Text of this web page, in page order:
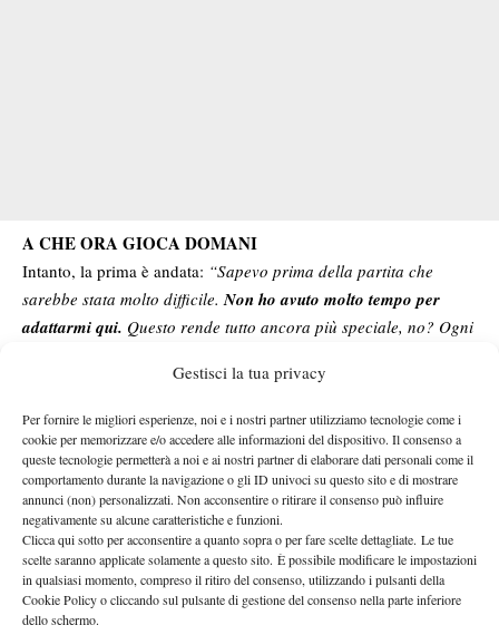
Gestisci la tua privacy
Per fornire le migliori esperienze, noi e i nostri partner utilizziamo tecnologie come i
cookie per memorizzare e/o accedere alle informazioni del dispositivo. Il consenso a
queste tecnologie permetterà a noi e ai nostri partner di elaborare dati personali come il
comportamento durante la navigazione o gli ID univoci su questo sito e di mostrare
annunci (non) personalizzati. Non acconsentire o ritirare il consenso può influire
negativamente su alcune caratteristiche e funzioni.
Clicca qui sotto per acconsentire a quanto sopra o per fare scelte dettagliate. Le tue
scelte saranno applicate solamente a questo sito. È possibile modificare le impostazioni
in qualsiasi momento, compreso il ritiro del consenso, utilizzando i pulsanti della
Cookie Policy o cliccando sul pulsante di gestione del consenso nella parte inferiore
dello schermo.
A CHE ORA GIOCA DOMANI
Intanto, la prima è andata: “Sapevo prima della partita che
sarebbe stata molto difficile.Non ho avuto molto tempo per
adattarmi qui. Questo rende tutto ancora più speciale, no? Ogni
Sono molto contento di avercela fatta oggi e spero di poter
alzare il mio livello domani. Mi fa davvero piacere tornare qui,
ho dei ricordi fantastici”
A Shanghai condizioni decisamente diversee da Pechino, con
un’umidità che sta mettendo a dura prova tutti i giocatori:“Sì, è
tutto diverso. Molto più umido– ha proseguito Jannik –
fisico si fa sentire molto di più… Ho cercato di riposare, non è
facile dopo aver vinto un titolo.Bisogna trovare un buon
equilibrio tra allenamento e benessere fisico.Ora la priorità è